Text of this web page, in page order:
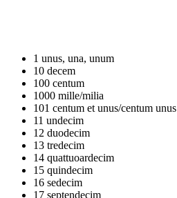
1 unus, una, unum
10 decem
100 centum
1000 mille/milia
101 centum et unus/centum unus
11 undecim
12 duodecim
13 tredecim
14 quattuoardecim
15 quindecim
16 sedecim
17 septendecim